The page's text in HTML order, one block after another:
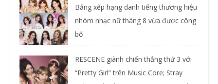
Bảng xếp hạng danh tiếng thương hiệu
nhóm nhạc nữ tháng 8 vừa được công
bố
RESCENE giành chiến thắng thứ 3 với
“Pretty Girl” trên Music Core; Stray